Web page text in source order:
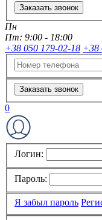
Заказать звонок
Пн
Пт: 9:00 - 18:00
+38 050 179-02-18 +38
Заказать звонок
0
Логин:
Пароль:
Я забыл пароль